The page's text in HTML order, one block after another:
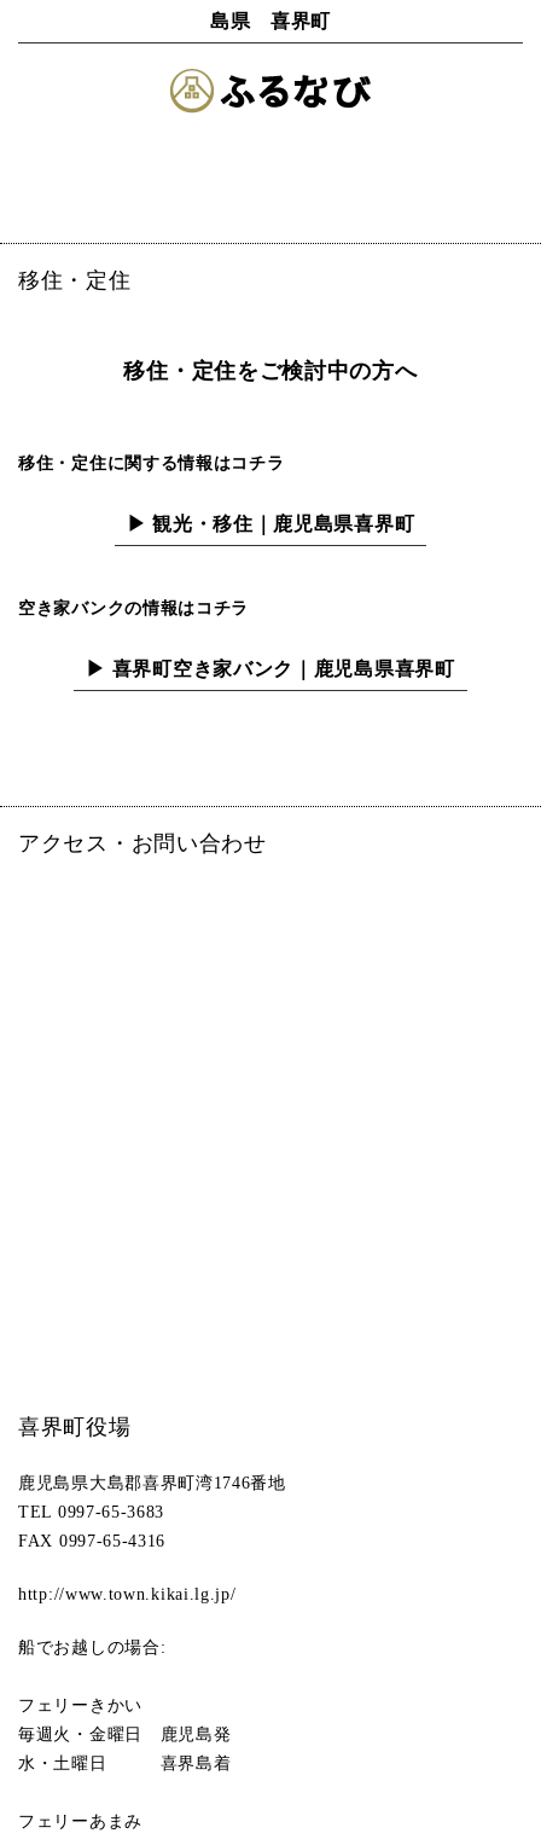
島県 喜界町
移住・定住
移住・定住をご検討中の方へ
移住・定住に関する情報はコチラ
▶ 観光・移住｜鹿児島県喜界町
空き家バンクの情報はコチラ
▶ 喜界町空き家バンク｜鹿児島県喜界町
アクセス・お問い合わせ
喜界町役場
鹿児島県大島郡喜界町湾1746番地
TEL 0997-65-3683
FAX 0997-65-4316
http://www.town.kikai.lg.jp/
船でお越しの場合:
フェリーきかい
毎週火・金曜日 鹿児島発
水・土曜日 喜界島着
フェリーあまみ